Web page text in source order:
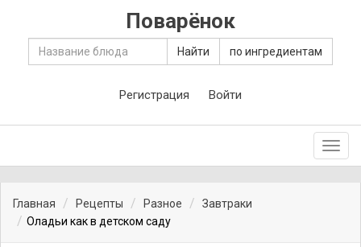
Поварёнок
Найти по ингредиентам
Регистрация Войти
Главная Рецепты Разное
Завтраки
Оладьи как в детском саду